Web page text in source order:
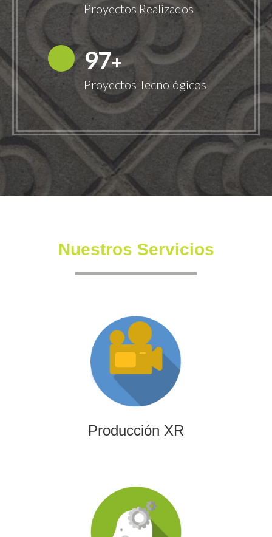
Proyectos Realizados
100+
Proyectos Tecnológicos
Nuestros Servicios
Producción XR
Producción XR
Somos una productora independiente con un equipo
altamente experimentado también en la creación de
producciones inmersivas y de XR.
Agentes de IA
Diseñamos agentes de inteligencia artificial capaces de